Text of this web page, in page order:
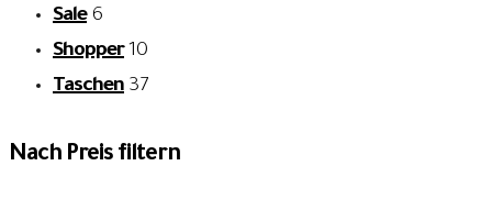
Sale 6
Shopper 10
Taschen 37
Nach Preis filtern